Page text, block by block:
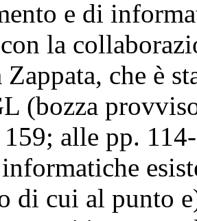
e di
la
Zappata, che è
(bozza
alle pp.
di cui al punto